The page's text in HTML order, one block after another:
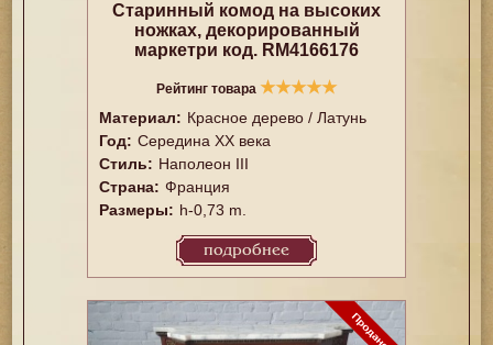
Старинный комод на высоких
ножках, декорированный
маркетри код. RM4166176
Рейтинг товара ★★★★★
Материал: Красное дерево / Латунь
Год: Середина XX векa
Стиль: Наполеон III
Страна: Франция
Размеры: h-0,73 m.
подробнее